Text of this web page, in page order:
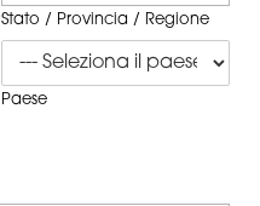
Stato / Provincia / Regione
Paese